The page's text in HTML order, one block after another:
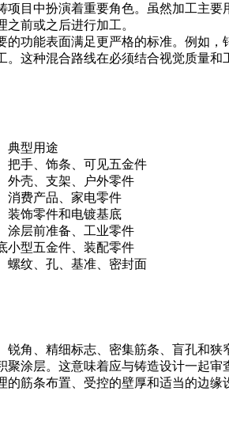
项目中扮演着重要角色。虽然加工主
前或之后进行加工。
功能表面满足更严格的标准。例如
这种混合路线在必须结合视觉质量和
典型用途
把手、饰条、可见五金件
外壳、支架、户外零件
消费产品、家电零件
装饰零件和电镀基底
涂层前准备、工业零件
小型五金件、装配零件
螺纹、孔、基准、密封面
角、精细标志、密集筋条、盲孔和
涂层。这意味着应与铸造设计一起审
筋条布置、受控的壁厚和适当的边